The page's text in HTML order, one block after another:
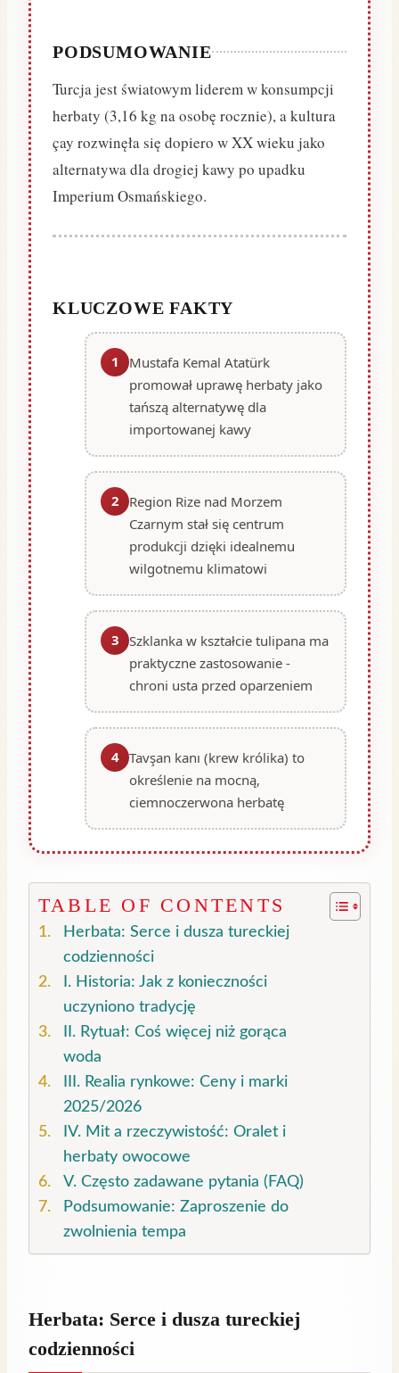
PODSUMOWANIE
Turcja jest światowym liderem w konsumpcji
herbaty (3,16 kg na osobę rocznie), a kultura
çay rozwinęła się dopiero w XX wieku jako
alternatywa dla drogiej kawy po upadku
Imperium Osmańskiego.
KLUCZOWE FAKTY
1
Mustafa Kemal Atatürk
promował uprawę herbaty jako
tańszą alternatywę dla
importowanej kawy
2
Region Rize nad Morzem
Czarnym stał się centrum
produkcji dzięki idealnemu
wilgotnemu klimatowi
3 Szklanka w kształcie tulipana ma
praktyczne zastosowanie -
chroni usta przed oparzeniem
4 Tavşan kanı (krew królika) to
określenie na mocną,
ciemnoczerwona herbatę
TABLE OF CONTENTS
Herbata: Serce i dusza tureckiej
codzienności
I. Historia: Jak z konieczności
uczyniono tradycję
II. Rytuał: Coś więcej niż gorąca
woda
III. Realia rynkowe: Ceny i marki
2025/2026
IV. Mit a rzeczywistość: Oralet i
herbaty owocowe
V. Często zadawane pytania (FAQ)
Podsumowanie: Zaproszenie do
zwolnienia tempa
Herbata: Serce i dusza tureckiej
codzienności